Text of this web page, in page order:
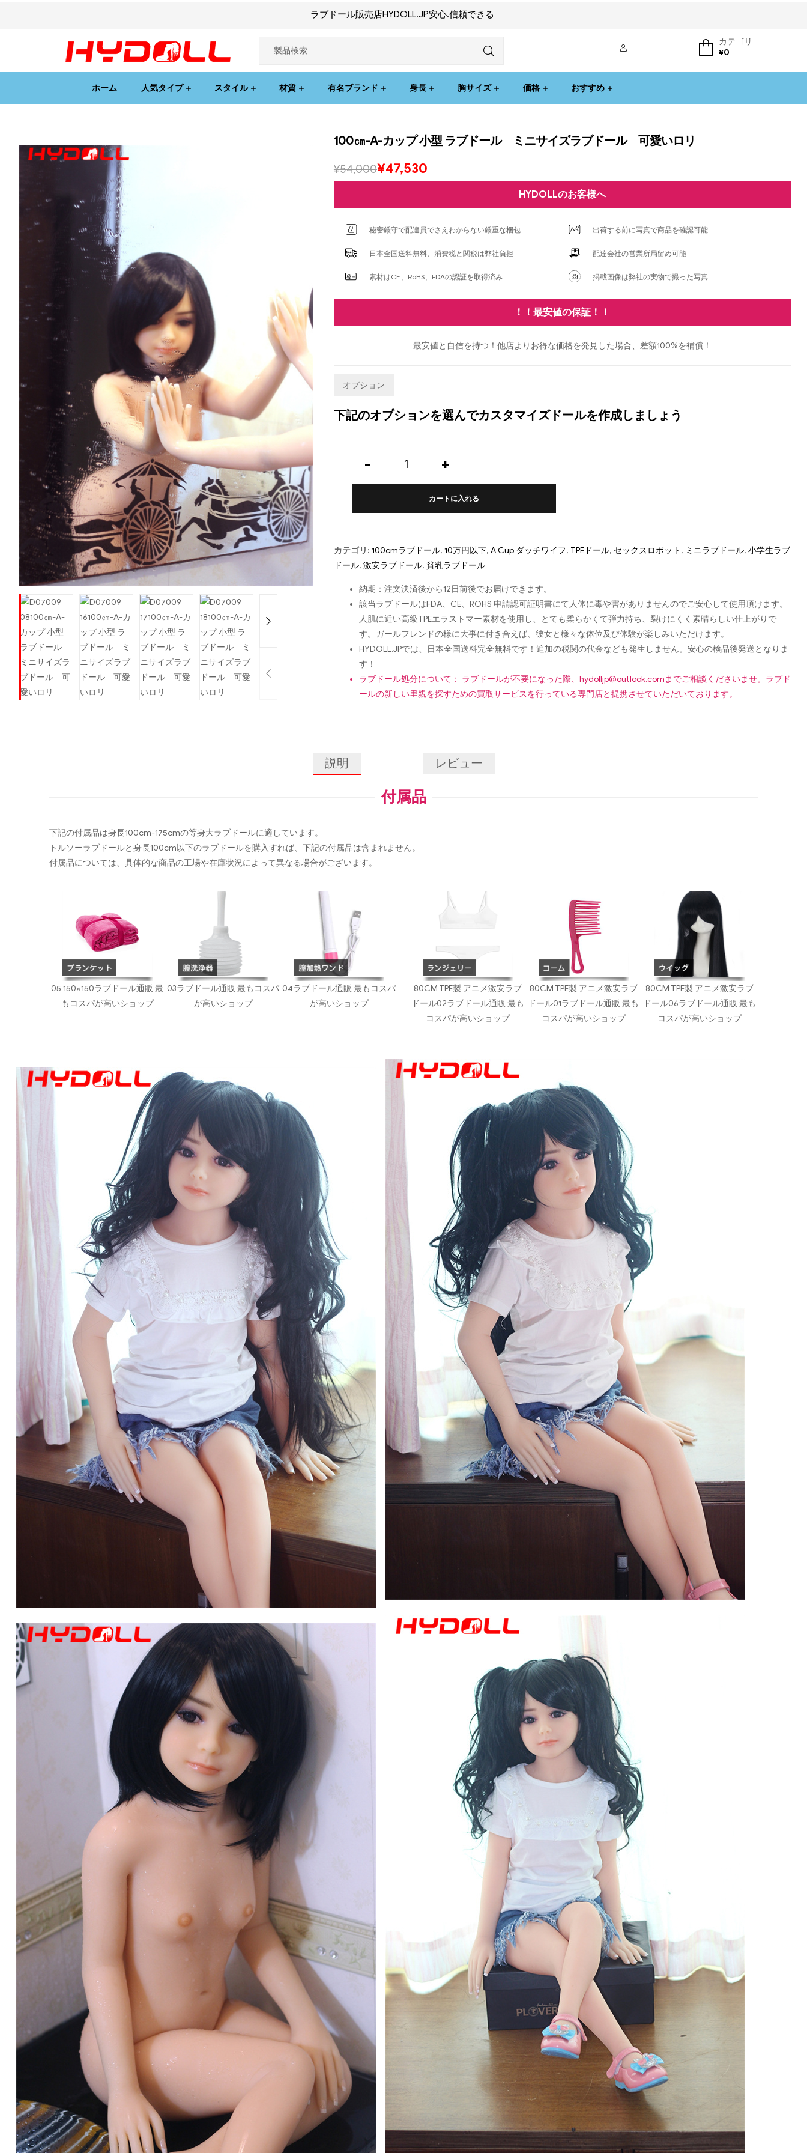
ラブドール販売店HYDOLL.JP安心.信頼できる
カテゴリ
¥0
ホーム 人気タイプ スタイル 材質 有名ブランド 身長 胸サイズ 価格 おすすめ
100㎝-A-カップ 小型 ラブドール ミニサイズラブドール 可愛いロリ
¥54,000¥47,530
HYDOLLのお客様へ
秘密厳守で配達員でさえわからない厳重な梱包 出荷する前に写真で商品を確認可能
日本全国送料無料、消費税と関税は弊社負担 配達会社の営業所局留め可能
素材はCE、RoHS、FDAの認証を取得済み 掲載画像は弊社の実物で撮った写真
！！最安値の保証！！
最安値と自信を持つ！他店よりお得な価格を発見した場合、差額100%を補償！
オプション
下記のオプションを選んでカスタマイズドールを作成しましょう
- +
カートに入れる
カテゴリ: 100cmラブドール, 10万円以下, A Cup ダッチワイフ, TPEドール, セックスロボット , ミニラブドール, 小学生ラブ
ドール, 激安ラブドール, 貧乳ラブドール
納期：注文決済後から12日前後でお届けできます。
該当ラブドールはFDA、CE、ROHS 申請認可証明書にて人体に毒や害がありませんのでご安心して使用頂けます。
人肌に近い高級TPEエラストマー素材を使用し、とても柔らかくて弾力持ち、裂けにくく素晴らしい仕上がりで
す。ガールフレンドの様に大事に付き合えば、彼女と様々な体位及び体験が楽しみいただけます。
HYDOLL.JPでは、日本全国送料完全無料です！追加の税関の代金なども発生しません。安心の検品後発送となりま
す！
ラブドール処分について： ラブドールが不要になった際、 hydolljp@outlook.comまでご相談くださいませ。ラブド
ールの新しい里親を探すための買取サービスを行っている専門店と提携させていただいております。
説明 レビュー
付属品
下記の付属品は身長100cm-175cmの等身大ラブドールに適しています。
トルソーラブドールと身長100cm以下のラブドールを購入すれば、下記の付属品は含まれません。
付属品については、具体的な商品の工場や在庫状況によって異なる場合がございます。
05 150×150ラブドール通販 最
もコスパが高いショップ
03ラブドール通販 最もコスパ
が高いショップ
04ラブドール通販 最もコスパ
が高いショップ
80CM TPE製 アニメ激安ラブ
ドール02ラブドール通販 最も
コスパが高いショップ
80CM TPE製 アニメ激安ラブ
ドール01ラブドール通販 最も
コスパが高いショップ
80CM TPE製 アニメ激安ラブ
ドール06ラブドール通販 最も
コスパが高いショップ